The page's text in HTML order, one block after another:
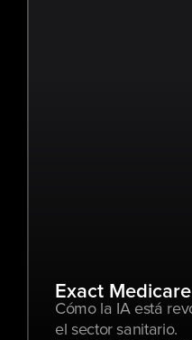
Exact Medicare
Cómo la IA está
el sector sanitario.